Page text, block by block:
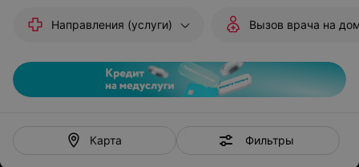
Направления (услуги) Вызов врача на
Карта Фильтры